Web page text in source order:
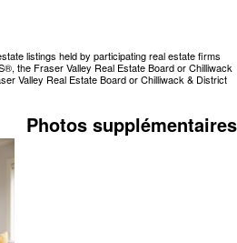
listings held by participating real estate firms
the Fraser Valley Real Estate Board or Chilliwack
Valley Real Estate Board or Chilliwack & District
Photos supplémentaires